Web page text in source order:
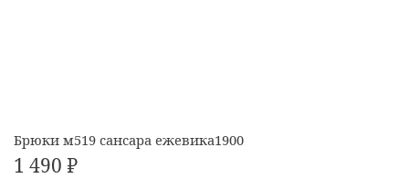
Брюки м519 сансара ежевика1900
1 490 ₽